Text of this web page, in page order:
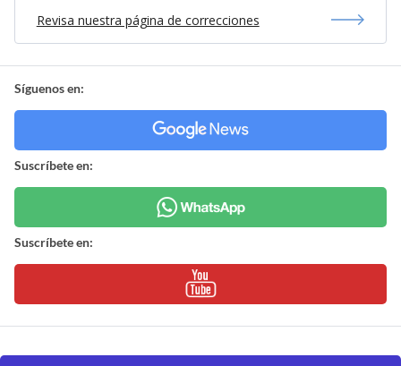
Revisa nuestra página de correcciones
Síguenos en:
Suscríbete en:
Suscríbete en: